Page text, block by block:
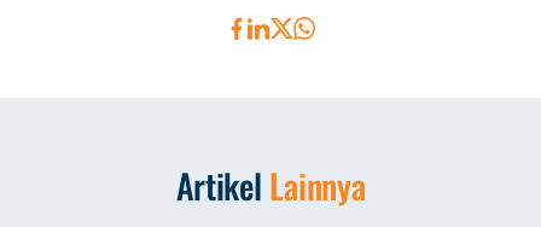
ArtikelLainnya